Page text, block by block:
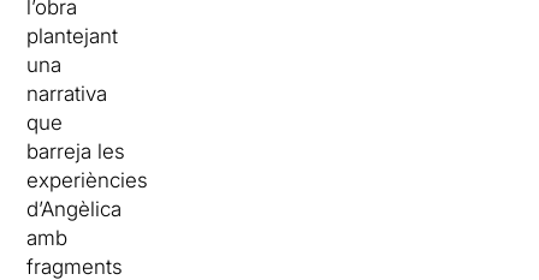
l’obra
plantejant
una
narrativa
que
barreja les
experiències
d’Angèlica
amb
fragments